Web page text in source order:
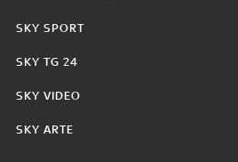
SKY SPORT
SKY TG 24
SKY VIDEO
SKY ARTE